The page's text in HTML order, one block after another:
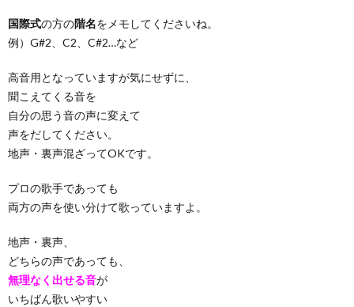
国際式の方の階名をメモしてくださいね。
例）G#2、C2、C#2…など
高音用となっていますが気にせずに、
聞こえてくる音を
自分の思う音の声に変えて
声をだしてください。
地声・裏声混ざってOKです。
プロの歌手であっても
両方の声を使い分けて歌っていますよ。
地声・裏声、
どちらの声であっても、
無理なく出せる音が
いちばん歌いやすい